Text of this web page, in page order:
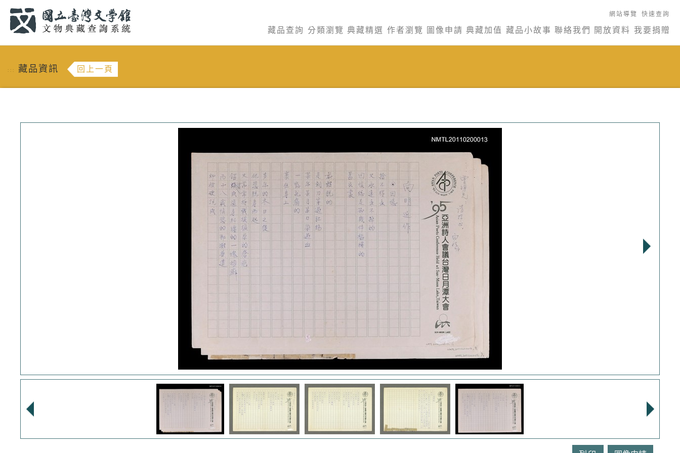
網站導覽 快速查詢
藏品查詢 分類瀏覽 典藏精選 作者瀏覽 圖像申請 典藏加值 藏品小故事 聯絡我們 開放資料 我要捐贈
::: 藏品資訊 回上一頁